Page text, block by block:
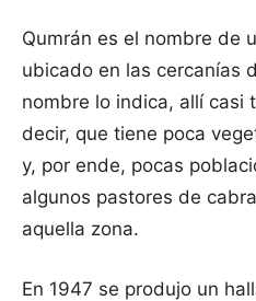
Qumrán es el nombre de
ubicado en las cercanías
nombre lo indica, allí casi
decir, que tiene poca
y, por ende, pocas
algunos pastores de
aquella zona.
En 1947 se produjo un